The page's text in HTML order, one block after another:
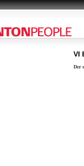
VI
Der